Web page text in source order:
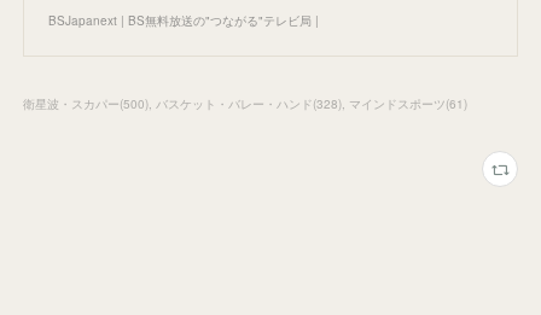
BSJapanext | BS無料放送の"つながる"テレビ局 |
衛星波・スカパー(500) バスケット・バレー・ハンド(328) マインドスポーツ(61)